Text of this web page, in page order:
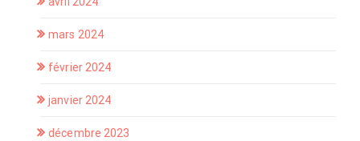
mars 2024
février 2024
janvier 2024
décembre 2023